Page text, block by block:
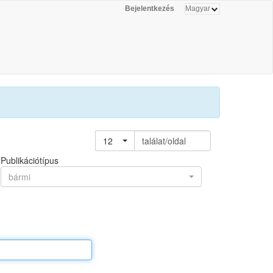
Bejelentkezés
12
találat/oldal
Publikációtípus
bármi